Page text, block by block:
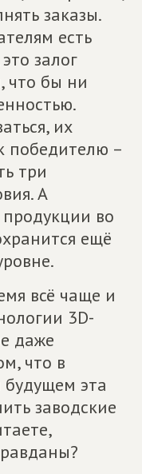
заказы.
есть
залог
что бы ни
их
победителю –
три
А
продукции во
ещё
всё чаще и
3D-
даже
что в
эта
заводские